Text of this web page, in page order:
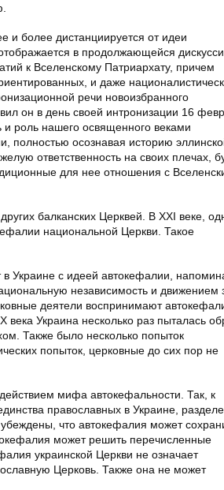
и более дистанциируется от идеи
в продолжающейся
к Вселенскому Патриархату, причем
и даже
речи новоизбранного
он в день своей интронизации 16
роль нашего освященного веками
полностью осознавая историю
ответственность на своих плечах,
для нее отношения с
балканских Церквей. В XХI веке,
национальной Церкви. Такое
Украине с идеей автокефалии,
независимость и движением
деятели воспринимают
Украина несколько раз пыталась
Также было несколько попыток
попыток, церковные до сих пор не
мифа автокефальности. Так, к
православных в Украине,
что автокефалия может
может решить перечисленные
украинской Церкви не означает
Церковь. Также она не может